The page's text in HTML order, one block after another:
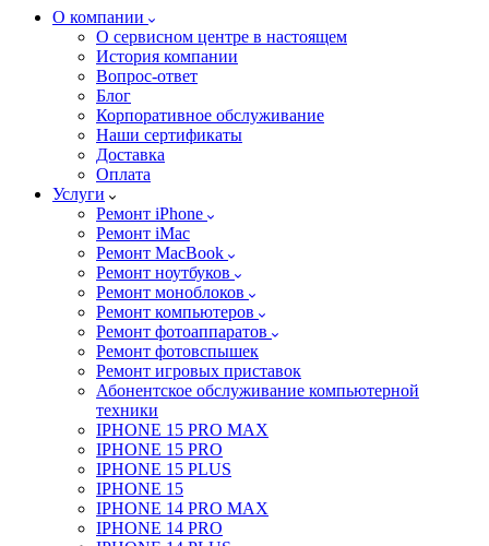
О компании
О сервисном центре в настоящем
История компании
Вопрос-ответ
Блог
Корпоративное обслуживание
Наши сертификаты
Доставка
Оплата
Услуги
Ремонт iPhone
Ремонт iMac
Ремонт MacBook
Ремонт ноутбуков
Ремонт моноблоков
Ремонт компьютеров
Ремонт фотоаппаратов
Ремонт фотовспышек
Ремонт игровых приставок
Абонентское обслуживание компьютерной
техники
IPHONE 15 PRO MAX
IPHONE 15 PRO
IPHONE 15 PLUS
IPHONE 15
IPHONE 14 PRO MAX
IPHONE 14 PRO